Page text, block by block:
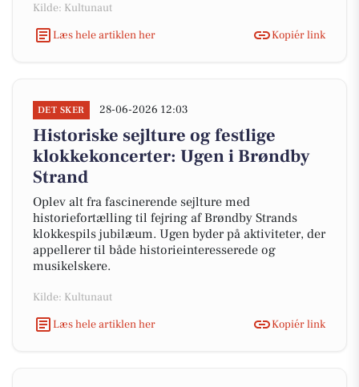
Kilde: Kultunaut
Læs hele artiklen her
Kopiér link
DET SKER 28-06-2026 12:03
Historiske sejlture og festlige
klokkekoncerter: Ugen i Brøndby
Strand
Oplev alt fra fascinerende sejlture med
historiefortælling til fejring af Brøndby Strands
klokkespils jubilæum. Ugen byder på aktiviteter, der
appellerer til både historieinteresserede og
musikelskere.
Kilde: Kultunaut
Læs hele artiklen her
Kopiér link